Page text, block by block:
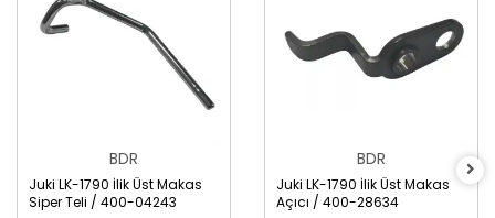
BDR
Juki LK-1790 İlik Üst Makas
Siper Teli / 400-04243
BDR
Juki LK-1790 İlik Üst Makas
Açıcı / 400-28634